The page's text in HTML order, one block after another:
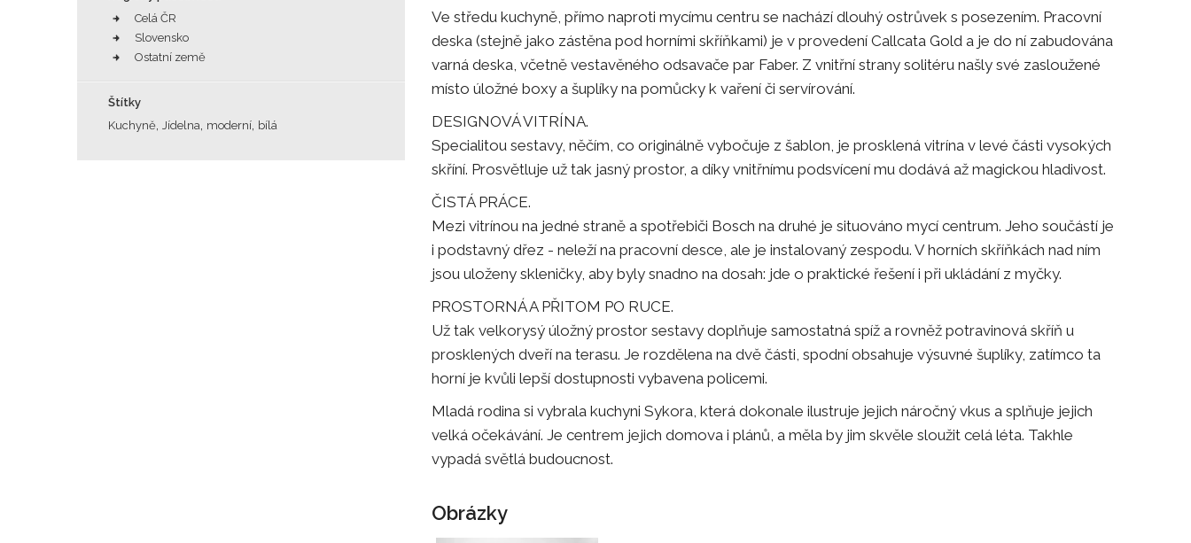
Celá ČR
Slovensko
Ostatní země
Štítky
Kuchyně Jídelna moderní bílá
Ve středu kuchyně, přímo naproti mycímu centru se nachází dlouhý ostrůvek s posezením. Pracovní
deska (stejně jako zástěna pod horními skříňkami) je v provedení Callcata Gold a je do ní zabudována
varná deska, včetně vestavěného odsavače par Faber. Z vnitřní strany solitéru našly své zasloužené
místo úložné boxy a šuplíky na pomůcky k vaření či servírování.
DESIGNOVÁ VITRÍNA.
Specialitou sestavy, něčím, co originálně vybočuje z šablon, je prosklená vitrína v levé části vysokých
skříní. Prosvětluje už tak jasný prostor, a díky vnitřnímu podsvícení mu dodává až magickou hladivost.
ČISTÁ PRÁCE.
Mezi vitrínou na jedné straně a spotřebiči Bosch na druhé je situováno mycí centrum. Jeho součástí je
i podstavný dřez - neleží na pracovní desce, ale je instalovaný zespodu. V horních skříňkách nad ním
jsou uloženy skleničky, aby byly snadno na dosah: jde o praktické řešení i při ukládání z myčky.
PROSTORNÁ A PŘITOM PO RUCE.
Už tak velkorysý úložný prostor sestavy doplňuje samostatná spíž a rovněž potravinová skříň u
prosklených dveří na terasu. Je rozdělena na dvě části, spodní obsahuje výsuvné šuplíky, zatímco ta
horní je kvůli lepší dostupnosti vybavena policemi.
Mladá rodina si vybrala kuchyni Sykora, která dokonale ilustruje jejich náročný vkus a splňuje jejich
velká očekávání. Je centrem jejich domova i plánů, a měla by jim skvěle sloužit celá léta. Takhle
vypadá světlá budoucnost.
Obrázky